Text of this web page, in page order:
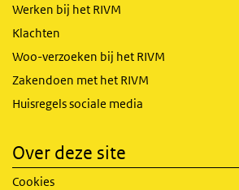
Werken bij het RIVM
Klachten
Woo-verzoeken bij het RIVM
Zakendoen met het RIVM
Huisregels sociale media
Over deze site
Cookies